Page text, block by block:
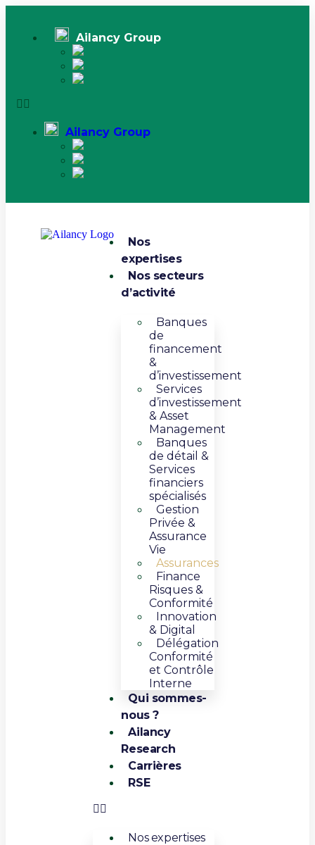
Ailancy Group
Ailancy Group
Nos
expertises
Nos secteurs
d’activité
Banques
de
financement
&
d’investissement
Services
d’investissement
& Asset
Management​
Banques
de détail &
Services
financiers
spécialisés
Gestion
Privée &
Assurance
Vie​
Assurances
Finance
Risques &
Conformité
Innovation
& Digital​​
Délégation
Conformité
et Contrôle
Interne
Qui sommes-
nous ?
Ailancy
Research
Carrières
RSE
Nos expertises